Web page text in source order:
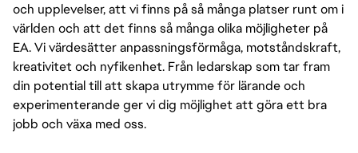
och upplevelser, att vi finns på så många platser runt om i
världen och att det finns så många olika möjligheter på
EA. Vi värdesätter anpassningsförmåga, motståndskraft,
kreativitet och nyfikenhet. Från ledarskap som tar fram
din potential till att skapa utrymme för lärande och
experimenterande ger vi dig möjlighet att göra ett bra
jobb och växa med oss.